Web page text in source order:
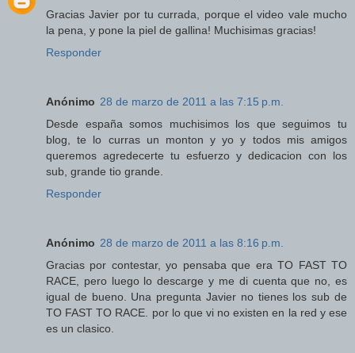
Gracias Javier por tu currada, porque el video vale mucho
la pena, y pone la piel de gallina! Muchisimas gracias!
Responder
Anónimo 28 de marzo de 2011 a las 7:15 p.m.
Desde españa somos muchisimos los que seguimos tu
blog, te lo curras un monton y yo y todos mis amigos
queremos agredecerte tu esfuerzo y dedicacion con los
sub, grande tio grande.
Responder
Anónimo 28 de marzo de 2011 a las 8:16 p.m.
Gracias por contestar, yo pensaba que era TO FAST TO
RACE, pero luego lo descarge y me di cuenta que no, es
igual de bueno. Una pregunta Javier no tienes los sub de
TO FAST TO RACE. por lo que vi no existen en la red y ese
es un clasico.